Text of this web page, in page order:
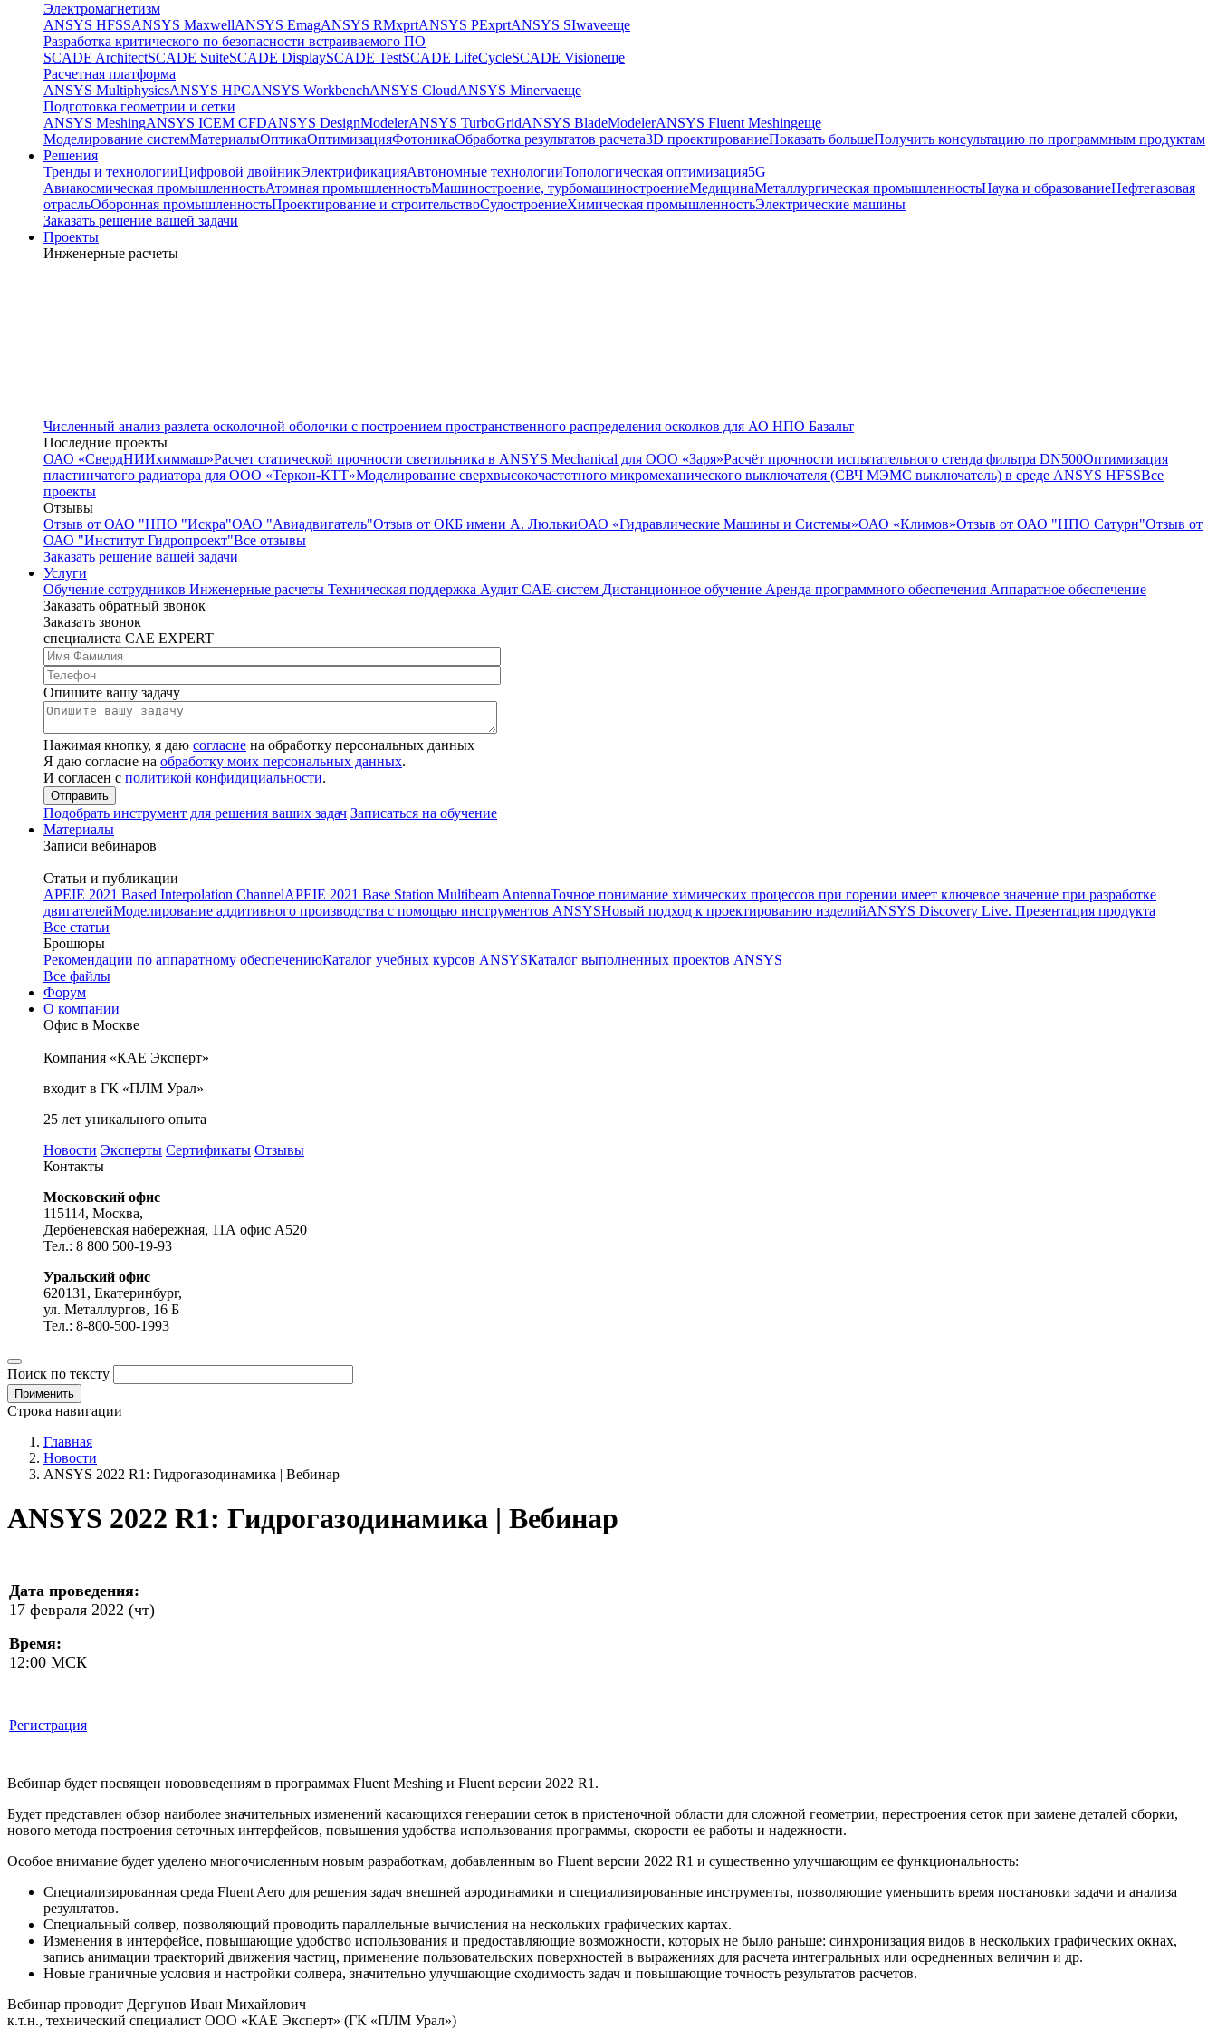
Электромагнетизм
ANSYS HFSSANSYS MaxwellANSYS EmagANSYS RMxprtANSYS PExprtANSYS SIwaveеще
Разработка критического по безопасности встраиваемого ПО
SCADE ArchitectSCADE SuiteSCADE DisplaySCADE TestSCADE LifeCycleSCADE Visionеще
Расчетная платформа
ANSYS MultiphysicsANSYS HPCANSYS WorkbenchANSYS CloudANSYS Minervaеще
Подготовка геометрии и сетки
ANSYS MeshingANSYS ICEM CFDANSYS DesignModelerANSYS TurboGridANSYS BladeModelerANSYS Fluent Meshingеще
Моделирование системМатериалыОптикаОптимизацияФотоникаОбработка результатов расчета3D проектированиеПоказать большеПолучить консультацию по программным продуктам
Решения
Тренды и технологииЦифровой двойникЭлектрификацияАвтономные технологииТопологическая оптимизация5G
Авиакосмическая промышленностьАтомная промышленностьМашиностроение, турбомашиностроениеМедицинаМеталлургическая промышленностьНаука и образованиеНефтегазовая
отрасльОборонная промышленностьПроектирование и строительствоСудостроениеХимическая промышленностьЭлектрические машины
Заказать решение вашей задачи
Проекты
Инженерные расчеты
Численный анализ разлета осколочной оболочки с построением пространственного распределения осколков для АО НПО Базальт
Последние проекты
ОАО «СвердНИИхиммаш»Расчет статической прочности светильника в ANSYS Mechanical для ООО «Заря»Расчёт прочности испытательного стенда фильтра DN500Оптимизация
пластинчатого радиатора для ООО «Теркон-КТТ»Моделирование сверхвысокочастотного микромеханического выключателя (СВЧ МЭМС выключатель) в среде ANSYS HFSSВсе
проекты
Отзывы
Отзыв от ОАО "НПО "Искра"ОАО "Авиадвигатель"Отзыв от ОКБ имени А. ЛюлькиОАО «Гидравлические Машины и Системы»ОАО «Климов»Отзыв от ОАО "НПО Сатурн"Отзыв от
ОАО "Институт Гидропроект"Все отзывы
Заказать решение вашей задачи
Услуги
Обучение сотрудников Инженерные расчеты Техническая поддержка Аудит CAE-систем Дистанционное обучение Аренда программного обеспечения Аппаратное обеспечение
Заказать обратный звонок
Заказать звонок
специалиста CAE EXPERT
Опишите вашу задачу
Нажимая кнопку, я даю согласие на обработку персональных данных
Я даю согласие на обработку моих персональных данных.
И согласен с политикой конфидициальности.
Подобрать инструмент для решения ваших задач Записаться на обучение
Материалы
Записи вебинаров
Статьи и публикации
APEIE 2021 Based Interpolation ChannelAPEIE 2021 Base Station Multibeam AntennaТочное понимание химических процессов при горении имеет ключевое значение при разработке
двигателейМоделирование аддитивного производства с помощью инструментов ANSYSНовый подход к проектированию изделийANSYS Discovery Live. Презентация продукта
Все статьи
Брошюры
Рекомендации по аппаратному обеспечениюКаталог учебных курсов ANSYSКаталог выполненных проектов ANSYS
Все файлы
Форум
О компании
Офис в Москве
Компания «КАЕ Эксперт»
входит в ГК «ПЛМ Урал»
25 лет уникального опыта
Новости Эксперты Сертификаты Отзывы
Контакты
Московский офис
115114, Москва,
Дербеневская набережная, 11А офис А520
Тел.: 8 800 500-19-93
Уральский офис
620131, Екатеринбург,
ул. Металлургов, 16 Б
Тел.: 8-800-500-1993
Поиск по тексту
Строка навигации
Главная
Новости
ANSYS 2022 R1: Гидрогазодинамика | Вебинар
ANSYS 2022 R1: Гидрогазодинамика | Вебинар
Дата проведения:
17 февраля 2022 (чт)
Время:
12:00 МСК
Регистрация
Вебинар будет посвящен нововведениям в программах Fluent Meshing и Fluent версии 2022 R1.
Будет представлен обзор наиболее значительных изменений касающихся генерации сеток в пристеночной области для сложной геометрии, перестроения сеток при замене деталей сборки,
нового метода построения сеточных интерфейсов, повышения удобства использования программы, скорости ее работы и надежности.
Особое внимание будет уделено многочисленным новым разработкам, добавленным во Fluent версии 2022 R1 и существенно улучшающим ее функциональность:
Специализированная среда Fluent Aero для решения задач внешней аэродинамики и специализированные инструменты, позволяющие уменьшить время постановки задачи и анализа
результатов.
Специальный солвер, позволяющий проводить параллельные вычисления на нескольких графических картах.
Изменения в интерфейсе, повышающие удобство использования и предоставляющие возможности, которых не было раньше: синхронизация видов в нескольких графических окнах,
запись анимации траекторий движения частиц, применение пользовательских поверхностей в выражениях для расчета интегральных или осредненных величин и др.
Новые граничные условия и настройки солвера, значительно улучшающие сходимость задач и повышающие точность результатов расчетов.
Вебинар проводит Дергунов Иван Михайлович
к.т.н., технический специалист ООО «КАЕ Эксперт» (ГК «ПЛМ Урал»)